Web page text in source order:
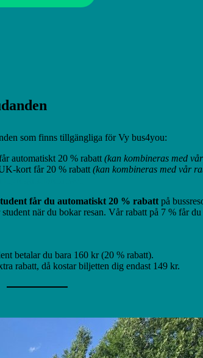
som finns tillgängliga för Vy bus4you:
automatiskt 20 % rabatt (kan kombineras med
kort får 20 % rabatt (kan kombineras med vår
får du automatiskt 20 % rabattpå
när du bokar resan. Vår rabatt på 7 % får
betalar du bara 160 kr (20 % rabatt).
rabatt, då kostar biljetten dig endast 149 kr.